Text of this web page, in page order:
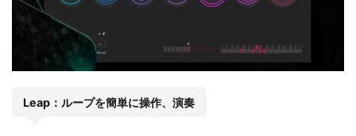
Leap：ループを簡単に操作、演奏